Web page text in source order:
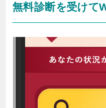
無料診断を受けて